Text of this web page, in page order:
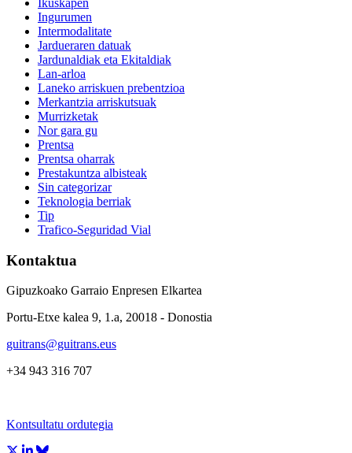
Ingurumen
Intermodalitate
Jardueraren datuak
Jardunaldiak eta Ekitaldiak
Lan-arloa
Laneko arriskuen prebentzioa
Merkantzia arriskutsuak
Murrizketak
Nor gara gu
Prentsa
Prentsa oharrak
Prestakuntza albisteak
Sin categorizar
Teknologia berriak
Tip
Trafico-Seguridad Vial
Kontaktua
Gipuzkoako Garraio Enpresen Elkartea
Portu-Etxe kalea 9, 1.a, 20018 - Donostia
guitrans@guitrans.eus
+34 943 316 707
Kontsultatu ordutegia